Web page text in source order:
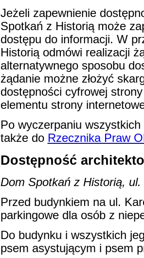
Jeżeli zapewnienie
Spotkań z Historią może
dostępu do informacji. W
Historią odmówi realizacji
alternatywnego sposobu
żądanie możne złożyć
dostępności cyfrowej
elementu strony
Po wyczerpaniu
także do Rzecznika Praw
Dostępność
Dom Spotkań z Historią,
Przed budynkiem na ul.
parkingowe dla osób z
Do budynku i wszystkich
psem asystującym i psem